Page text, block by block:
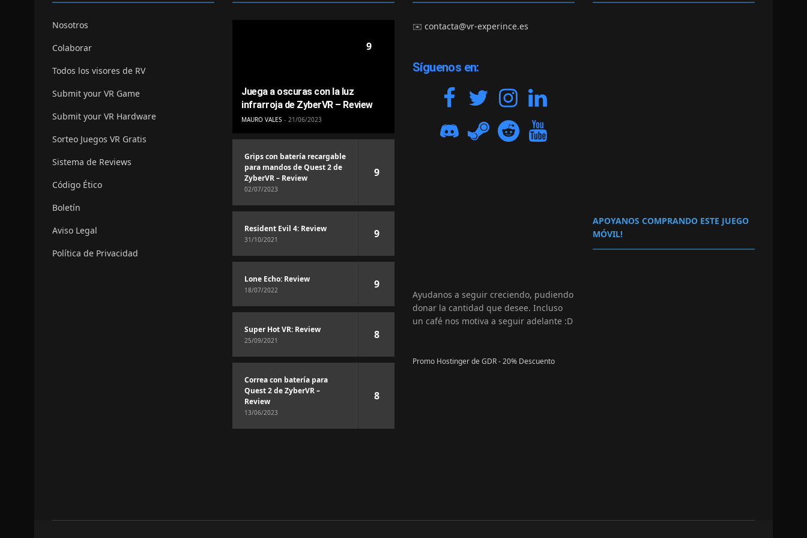
Nosotros
Colaborar
Todos los visores de RV
Submit your VR Game
Submit your VR Hardware
Sorteo Juegos VR Gratis
Sistema de Reviews
Código Ético
Boletín
Aviso Legal
Política de Privacidad
9
Juega a oscuras con la luz
infrarroja de ZyberVR – Review
MAURO VALES 21/06/2023
Grips con batería recargable
para mandos de Quest 2 de
ZyberVR – Review
02/07/2023
9
Resident Evil 4: Review
31/10/2021 9
Lone Echo: Review
18/07/2022 9
Super Hot VR: Review
25/09/2021 8
Correa con batería para
Quest 2 de ZyberVR –
Review
13/06/2023
8
✉️contacta@vr-experince.es
Síguenos en:
Ayudanos a seguir creciendo, pudiendo
donar la cantidad que desee. Incluso
un café nos motiva a seguir adelante :D
Promo Hostinger de GDR - 20% Descuento
APOYANOS COMPRANDO ESTE JUEGO
MÓVIL!